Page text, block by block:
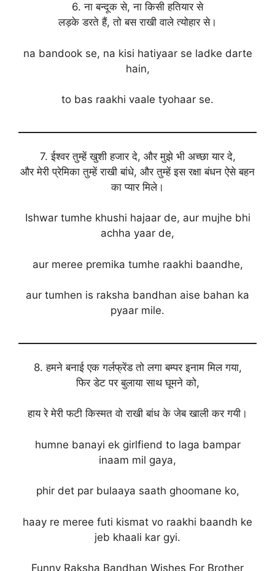
6. ना बन्दूक से, ना किसी हतियार से
लड़के डरते हैं, तो बस राखी वाले त्योहार से।
na bandook se, na kisi hatiyaar se ladke darte
hain,
to bas raakhi vaale tyohaar se.
7. ईश्वर तुम्हें खुशी हजार दे, और मुझे भी अच्छा यार दे,
और मेरी प्रेमिका तुम्हें राखी बांधे, और तुम्हें इस रक्षा बंधन ऐसे बहन
का प्यार मिले।
Ishwar tumhe khushi hajaar de, aur mujhe bhi
achha yaar de,
aur meree premika tumhe raakhi baandhe,
aur tumhen is raksha bandhan aise bahan ka
pyaar mile.
8. हमने बनाई एक गर्लफ्रेंड तो लगा बम्पर इनाम मिल गया,
फिर डेट पर बुलाया साथ घूमने को,
हाय रे मेरी फटी किस्मत वो राखी बांध के जेब खाली कर गयी।
humne banayi ek girlfiend to laga bampar
inaam mil gaya,
phir det par bulaaya saath ghoomane ko,
haay re meree futi kismat vo raakhi baandh ke
jeb khaali kar gyi.
Funny Raksha Bandhan Wishes For Brother